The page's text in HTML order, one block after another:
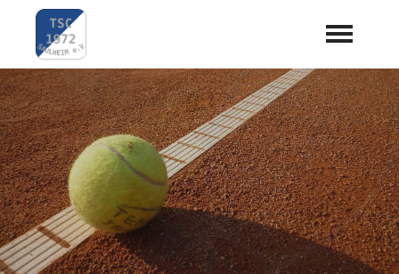
Startseite
Aktuelles
Termine
Vorstand
Trainer